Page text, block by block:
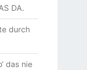
DA.
durch
das nie